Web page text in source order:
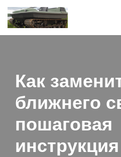
Перейти
Как
ближнего
пошаговая
инструкция